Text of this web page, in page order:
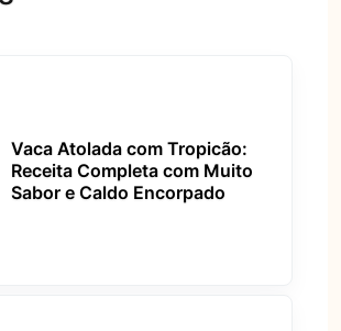
Vaca Atolada com Tropicão:
Receita Completa com Muito
Sabor e Caldo Encorpado